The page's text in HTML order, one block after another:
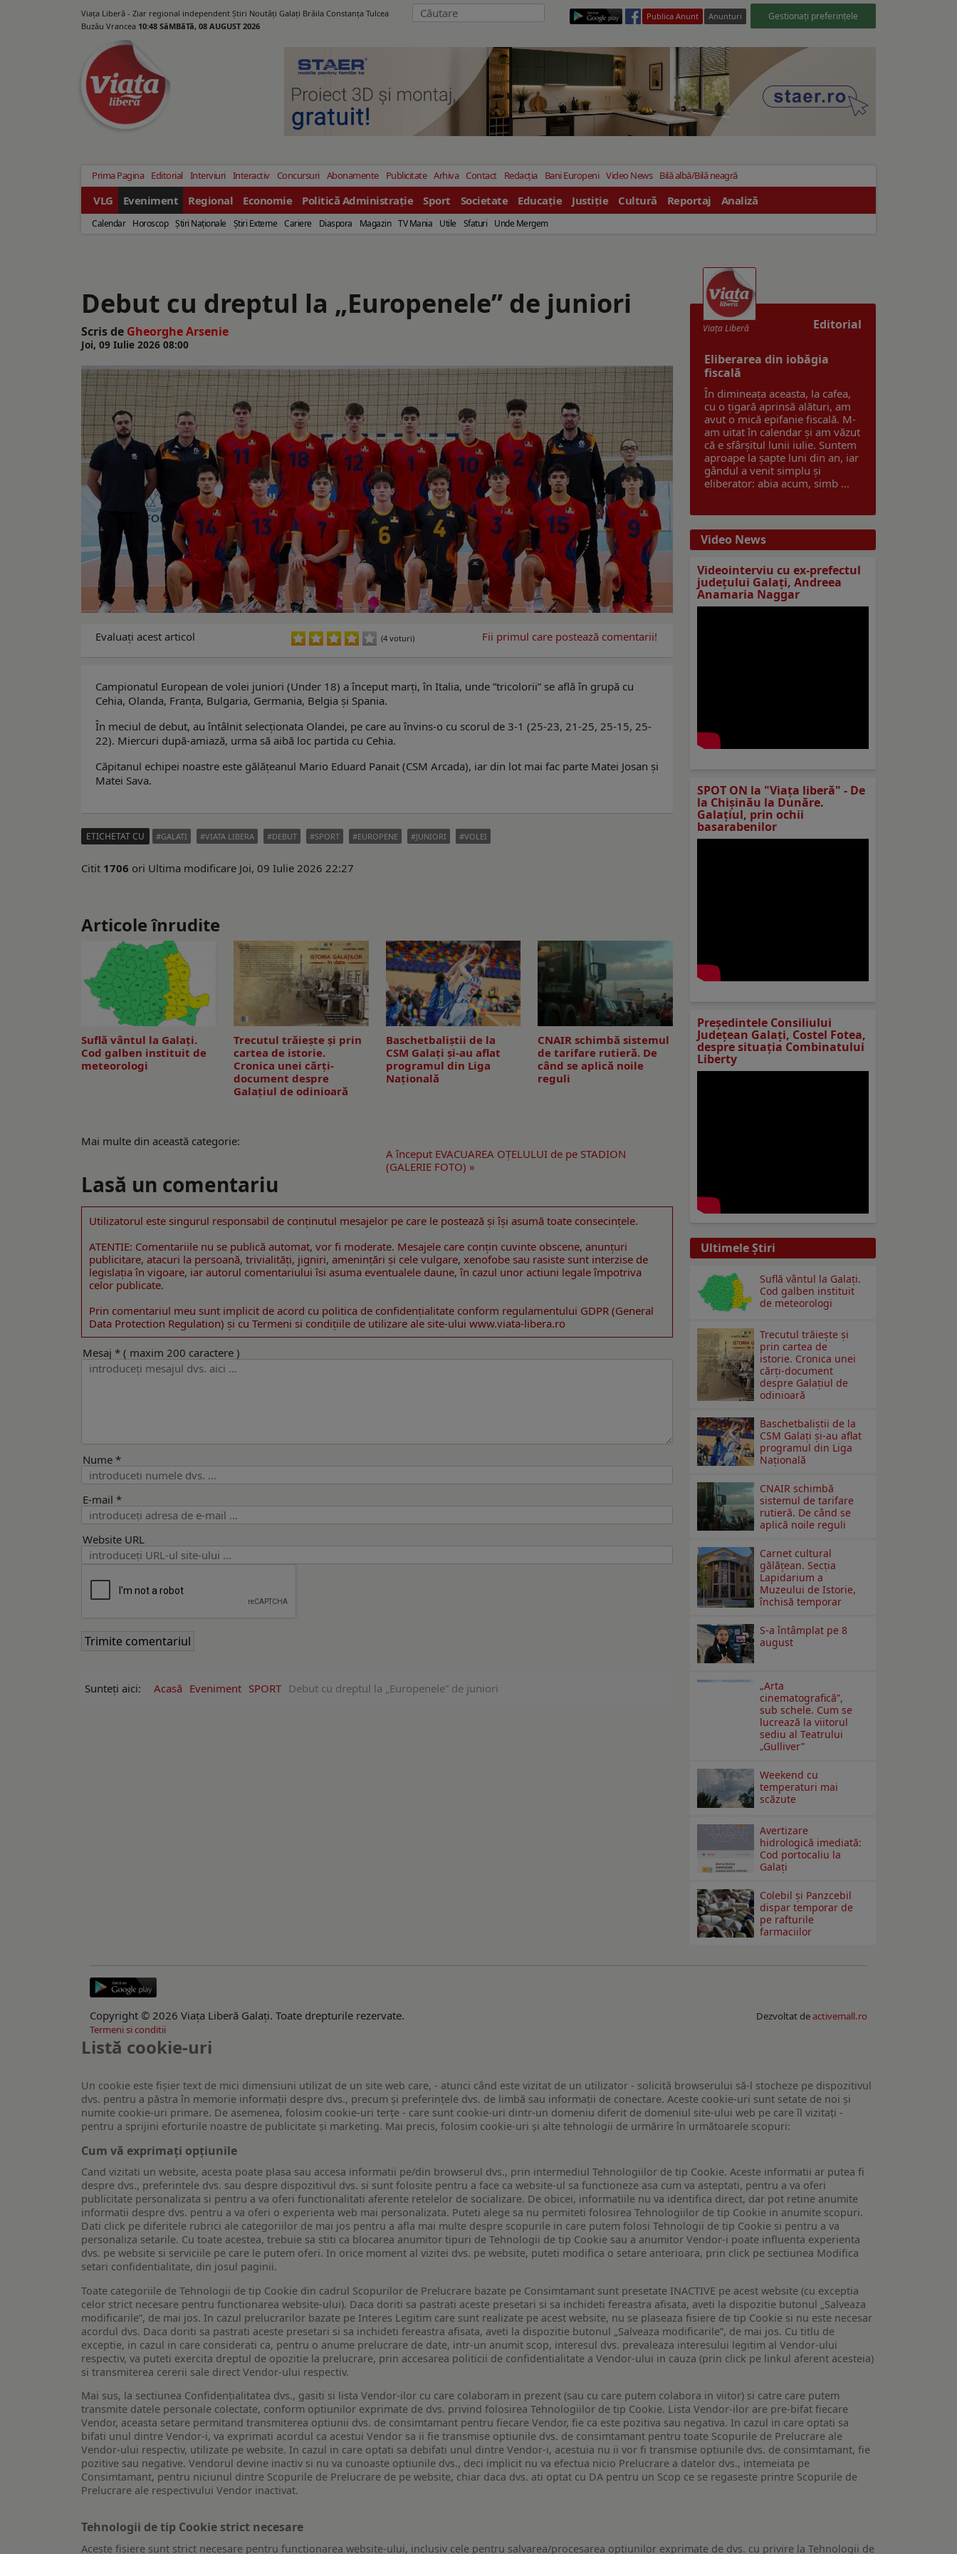
Viața Liberă - Ziar regional independent Știri Noutăți Galaţi Brăila Constanţa Tulcea
Buzău Vrancea 10:48 SâMBăTă, 08 AUGUST 2026
Publica Anunt Anunturi Gestionați preferințele
Prima Pagina Editorial Interviuri Interactiv Concursuri Abonamente Publicitate Arhiva Contact Redacția Bani Europeni Video News Bilă albă/Bilă neagră
VLG Eveniment Regional Economie Politică Administrație Sport Societate Educație Justiție Cultură Reportaj Analiză
Calendar Horoscop Ştiri Naţionale Ştiri Externe Cariere Diaspora Magazin TV Mania Utile Sfaturi Unde Mergem
Debut cu dreptul la „Europenele” de juniori
Scris de Gheorghe Arsenie
Joi, 09 Iulie 2026 08:00
Evaluaţi acest articol (4 voturi) Fii primul care postează comentarii!
Campionatul European de volei juniori (Under 18) a început marți, în Italia, unde ”tricolorii” se află în grupă cu
Cehia, Olanda, Franța, Bulgaria, Germania, Belgia și Spania.
În meciul de debut, au întâlnit selecționata Olandei, pe care au învins-o cu scorul de 3-1 (25-23, 21-25, 25-15, 25-
22). Miercuri după-amiază, urma să aibă loc partida cu Cehia.
Căpitanul echipei noastre este gălățeanul Mario Eduard Panait (CSM Arcada), iar din lot mai fac parte Matei Josan și
Matei Sava.
ETICHETAT CU GALATI VIATA LIBERA DEBUT SPORT EUROPENE JUNIORI VOLEI
Citit 1706 ori Ultima modificare Joi, 09 Iulie 2026 22:27
Articole înrudite
Suflă vântul la Galaţi.
Cod galben instituit de
meteorologi
Trecutul trăiește și prin
cartea de istorie.
Cronica unei cărți-
document despre
Galațiul de odinioară
Baschetbaliștii de la
CSM Galați și-au aflat
programul din Liga
Națională
CNAIR schimbă sistemul
de tarifare rutieră. De
când se aplică noile
reguli
Mai multe din această categorie:
A început EVACUAREA OŢELULUI de pe STADION
(GALERIE FOTO) »
Lasă un comentariu
Utilizatorul este singurul responsabil de conţinutul mesajelor pe care le postează şi îşi asumă toate consecinţele.
ATENTIE: Comentariile nu se publică automat, vor fi moderate. Mesajele care conţin cuvinte obscene, anunţuri
publicitare, atacuri la persoană, trivialităţi, jigniri, ameninţări şi cele vulgare, xenofobe sau rasiste sunt interzise de
legislaţia în vigoare, iar autorul comentariului îsi asuma eventualele daune, în cazul unor actiuni legale împotriva
celor publicate.
Prin comentariul meu sunt implicit de acord cu politica de confidenţialitate conform regulamentului GDPR (General
Data Protection Regulation) şi cu Termeni si condițiile de utilizare ale site-ului www.viata-libera.ro
Mesaj * ( maxim 200 caractere )
Nume *
E-mail *
Website URL
Sunteți aici: Acasă Eveniment SPORT Debut cu dreptul la „Europenele” de juniori
Editorial
Viaţa Liberă
Eliberarea din iobăgia
fiscală
În dimineața aceasta, la cafea,
cu o țigară aprinsă alături, am
avut o mică epifanie fiscală. M-
am uitat în calendar și am văzut
că e sfârșitul lunii iulie. Suntem
aproape la șapte luni din an, iar
gândul a venit simplu și
eliberator: abia acum, simb ...
Video News
Videointerviu cu ex-prefectul
judeţului Galaţi, Andreea
Anamaria Naggar
SPOT ON la "Viaţa liberă" - De
la Chișinău la Dunăre.
Galațiul, prin ochii
basarabenilor
Preşedintele Consiliului
Judeţean Galaţi, Costel Fotea,
despre situaţia Combinatului
Liberty
Ultimele Ştiri
Suflă vântul la Galaţi.
Cod galben instituit
de meteorologi
Trecutul trăiește și
prin cartea de
istorie. Cronica unei
cărți-document
despre Galațiul de
odinioară
Baschetbaliștii de la
CSM Galați și-au aflat
programul din Liga
Națională
CNAIR schimbă
sistemul de tarifare
rutieră. De când se
aplică noile reguli
Carnet cultural
gălăţean. Secţia
Lapidarium a
Muzeului de Istorie,
închisă temporar
S-a întâmplat pe 8
august
„Arta
cinematografică”,
sub schele. Cum se
lucrează la viitorul
sediu al Teatrului
„Gulliver”
Weekend cu
temperaturi mai
scăzute
Avertizare
hidrologică imediată:
Cod portocaliu la
Galaţi
Colebil și Panzcebil
dispar temporar de
pe rafturile
farmaciilor
Copyright © 2026 Viaţa Liberă Galaţi. Toate drepturile rezervate. Dezvoltat deactivemall.ro
Termeni si conditii
Listă cookie-uri
Un cookie este fişier text de mici dimensiuni utilizat de un site web care, - atunci când este vizitat de un utilizator - solicită browserului să-l stocheze pe dispozitivul
dvs. pentru a păstra în memorie informații despre dvs., precum și preferințele dvs. de limbă sau informații de conectare. Aceste cookie-uri sunt setate de noi și
numite cookie-uri primare. De asemenea, folosim cookie-uri terțe - care sunt cookie-uri dintr-un domeniu diferit de domeniul site-ului web pe care îl vizitați -
pentru a sprijini eforturile noastre de publicitate și marketing. Mai precis, folosim cookie-uri și alte tehnologii de urmărire în următoarele scopuri:
Cum vă exprimați opțiunile
Cand vizitati un website, acesta poate plasa sau accesa informatii pe/din browserul dvs., prin intermediul Tehnologiilor de tip Cookie. Aceste informatii ar putea fi
despre dvs., preferintele dvs. sau despre dispozitivul dvs. si sunt folosite pentru a face ca website-ul sa functioneze asa cum va asteptati, pentru a va oferi
publicitate personalizata si pentru a va oferi functionalitati aferente retelelor de socializare. De obicei, informatiile nu va identifica direct, dar pot retine anumite
informatii despre dvs. pentru a va oferi o experienta web mai personalizata. Puteti alege sa nu permiteti folosirea Tehnologiilor de tip Cookie in anumite scopuri.
Dati click pe diferitele rubrici ale categoriilor de mai jos pentru a afla mai multe despre scopurile in care putem folosi Tehnologii de tip Cookie si pentru a va
personaliza setarile. Cu toate acestea, trebuie sa stiti ca blocarea anumitor tipuri de Tehnologii de tip Cookie sau a anumitor Vendor-i poate influenta experienta
dvs. pe website si serviciile pe care le putem oferi. In orice moment al vizitei dvs. pe website, puteti modifica o setare anterioara, prin click pe sectiunea Modifica
setari confidentialitate, din josul paginii.
Toate categoriile de Tehnologii de tip Cookie din cadrul Scopurilor de Prelucrare bazate pe Consimtamant sunt presetate INACTIVE pe acest website (cu exceptia
celor strict necesare pentru functionarea website-ului). Daca doriti sa pastrati aceste presetari si sa inchideti fereastra afisata, aveti la dispozitie butonul „Salveaza
modificarile”, de mai jos. In cazul prelucrarilor bazate pe Interes Legitim care sunt realizate pe acest website, nu se plaseaza fisiere de tip Cookie si nu este necesar
acordul dvs. Daca doriti sa pastrati aceste presetari si sa inchideti fereastra afisata, aveti la dispozitie butonul „Salveaza modificarile”, de mai jos. Cu titlu de
exceptie, in cazul in care considerati ca, pentru o anume prelucrare de date, intr-un anumit scop, interesul dvs. prevaleaza interesului legitim al Vendor-ului
respectiv, va puteti exercita dreptul de opozitie la prelucrare, prin accesarea politicii de confidentialitate a Vendor-ului in cauza (prin click pe linkul aferent acesteia)
si transmiterea cererii sale direct Vendor-ului respectiv.
Mai sus, la sectiunea Confidențialitatea dvs., gasiti si lista Vendor-ilor cu care colaboram in prezent (sau cu care putem colabora in viitor) si catre care putem
transmite datele personale colectate, conform optiunilor exprimate de dvs. privind folosirea Tehnologiilor de tip Cookie. Lista Vendor-ilor are pre-bifat fiecare
Vendor, aceasta setare permitand transmiterea optiunii dvs. de consimtamant pentru fiecare Vendor, fie ca este pozitiva sau negativa. In cazul in care optati sa
bifati unul dintre Vendor-i, va exprimati acordul ca acestui Vendor sa ii fie transmise optiunile dvs. de consimtamant pentru toate Scopurile de Prelucrare ale
Vendor-ului respectiv, utilizate pe website. In cazul in care optati sa debifati unul dintre Vendor-i, acestuia nu ii vor fi transmise optiunile dvs. de consimtamant, fie
pozitive sau negative. Vendorul devine inactiv si nu va cunoaste optiunile dvs., deci implicit nu va efectua nicio Prelucrare a datelor dvs., intemeiata pe
Consimtamant, pentru niciunul dintre Scopurile de Prelucrare de pe website, chiar daca dvs. ati optat cu DA pentru un Scop ce se regaseste printre Scopurile de
Prelucrare ale respectivului Vendor inactivat.
Tehnologii de tip Cookie strict necesare
Aceste fisiere sunt strict necesare pentru functionarea website-ului, inclusiv cele pentru salvarea/procesarea optiunilor exprimate de dvs. cu privire la Tehnologii de